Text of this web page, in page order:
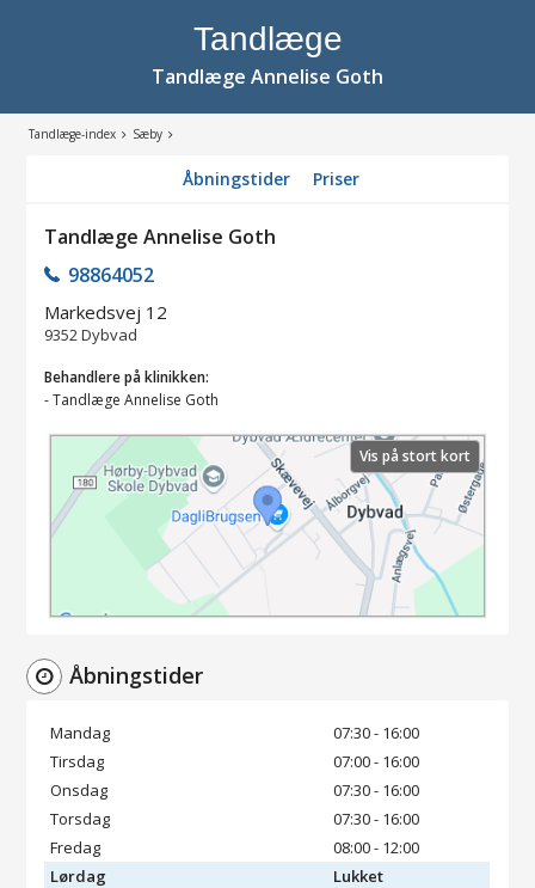
Tandlæge
Tandlæge Annelise Goth
Tandlæge-index Sæby
Åbningstider Priser
Tandlæge Annelise Goth
98864052
Markedsvej 12
9352Dybvad
Behandlere på klinikken:
-Tandlæge Annelise Goth
Vis på stort kort
Åbningstider
Mandag
07:30 - 16:00
Tirsdag
07:00 - 16:00
Onsdag
07:30 - 16:00
Torsdag
07:30 - 16:00
Fredag
08:00 - 12:00
Lørdag
Lukket